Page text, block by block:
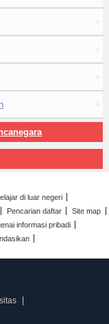
di luar negeri
Pencarian daftar
Site map
informasi pribadi